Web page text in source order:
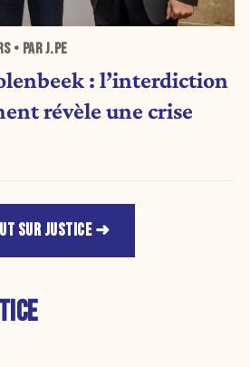
• PAR J.PE
: l’interdiction
révèle une crise
SUR JUSTICE